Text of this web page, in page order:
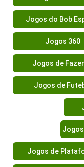
Jogos do Bob
Jogos 360
Jogos de
Jogos de
Jogos
Jogos de